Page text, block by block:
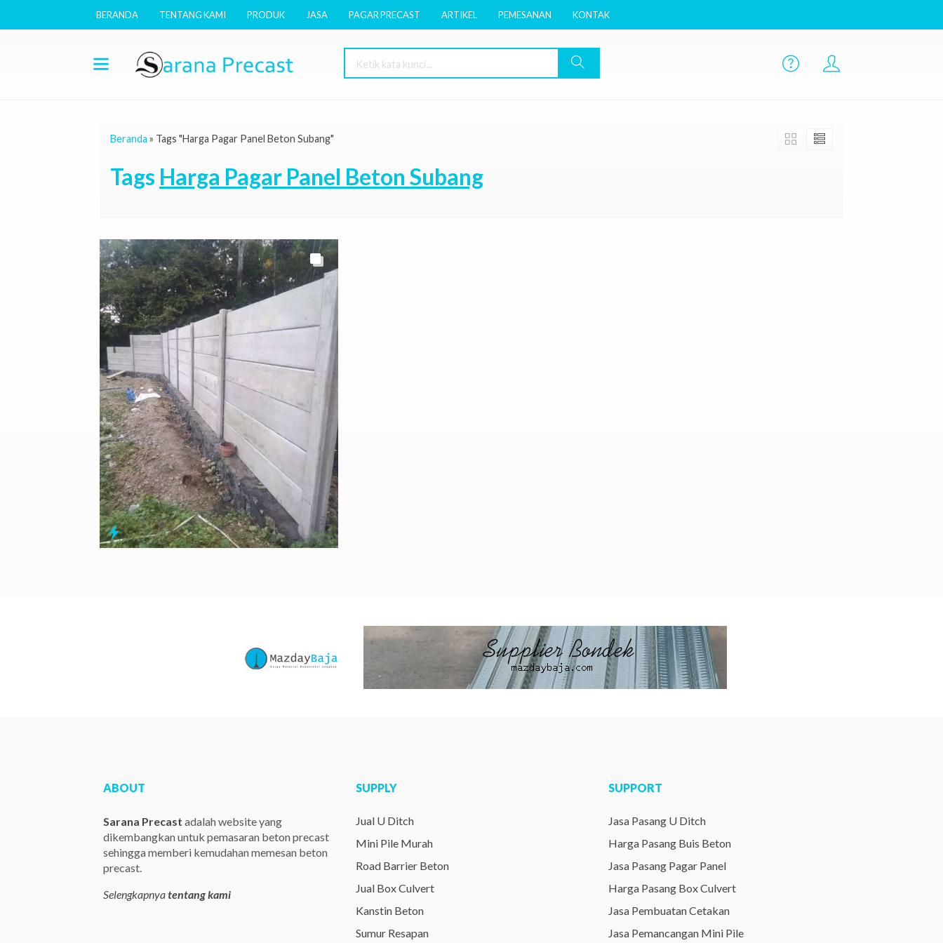
BERANDA TENTANG KAMI PRODUK JASA PAGAR PRECAST ARTIKEL PEMESANAN KONTAK
Beranda » Tags "Harga Pagar Panel Beton Subang"
Tags Harga Pagar Panel Beton Subang
ABOUT
Sarana Precast adalah website yang
dikembangkan untuk pemasaran beton precast
sehingga memberi kemudahan memesan beton
precast.
Selengkapnyatentang kami
SUPPLY
Jual U Ditch
Mini Pile Murah
Road Barrier Beton
Jual Box Culvert
Kanstin Beton
Sumur Resapan
SUPPORT
Jasa Pasang U Ditch
Harga Pasang Buis Beton
Jasa Pasang Pagar Panel
Harga Pasang Box Culvert
Jasa Pembuatan Cetakan
Jasa Pemancangan Mini Pile